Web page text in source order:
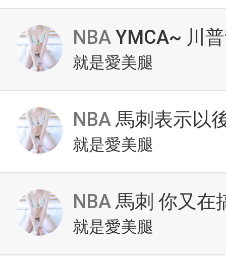
NBA YMCA~ 川
就是愛美腿
NBA 馬刺表示以
就是愛美腿
NBA 馬刺 你又在
就是愛美腿